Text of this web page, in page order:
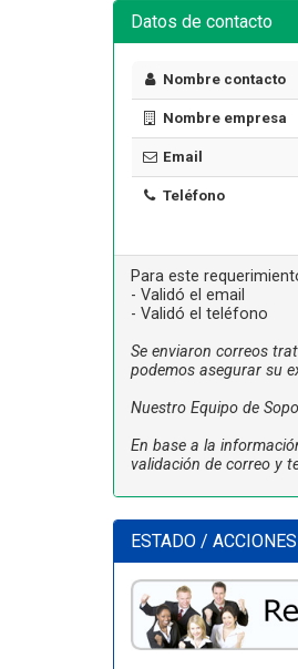
Datos de contacto
Nombre contacto
Nombre empresa
Email
Teléfono
Para este
- Validó el email
- Validó el teléfono
Se enviaron correos
podemos asegurar su
Nuestro Equipo de
En base a la
validación de correo y
ESTADO / ACCIONES
una Brigada de
en tu Empresa
en